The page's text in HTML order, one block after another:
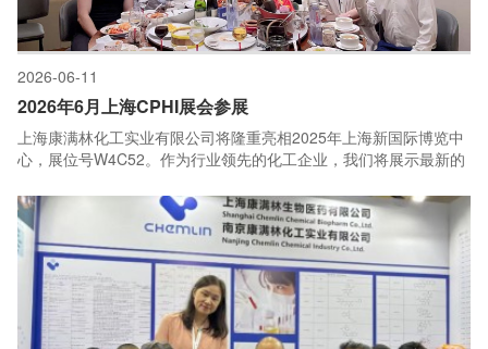
2026-06-11
2026年6月上海CPHI展会参展
上海康满林化工实业有限公司将隆重亮相2025年上海新国际博览中
心，展位号W4C52。作为行业领先的化工企业，我们将展示最新的
展会期间，我们的专业团队将为您详细介绍产品优势，并分享行业
前沿动态。诚邀各界合作伙伴莅临展位，共话发展，共创未来！